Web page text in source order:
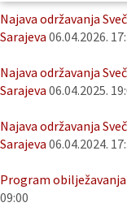
Najava održavanja
Sarajeva 06.04.2026.
Najava održavanja
Sarajeva 06.04.2025.
Najava održavanja
Sarajeva 06.04.2024.
Program obilježavanja
09:00